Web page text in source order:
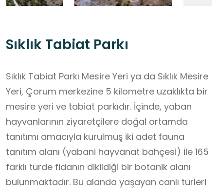
Sıklık Tabiat Parkı
Sıklık Tabiat Parkı Mesire Yeri ya da Sıklık Mesire
Yeri, Çorum merkezine 5 kilometre uzaklıkta bir
mesire yeri ve tabiat parkıdır. İçinde, yaban
hayvanlarının ziyaretçilere doğal ortamda
tanıtımı amacıyla kurulmuş iki adet fauna
tanıtım alanı (yabani hayvanat bahçesi) ile 165
farklı türde fidanın dikildiği bir botanik alanı
bulunmaktadır. Bu alanda yaşayan canlı türleri